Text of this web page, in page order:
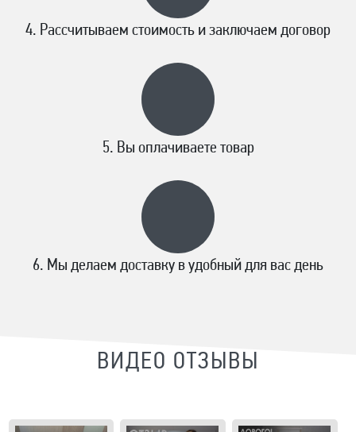
Рассчитываем стоимость и заключаем договор
Вы оплачиваете товар
Мы делаем доставку в удобный для вас день
ВИДЕО ОТЗЫВЫ